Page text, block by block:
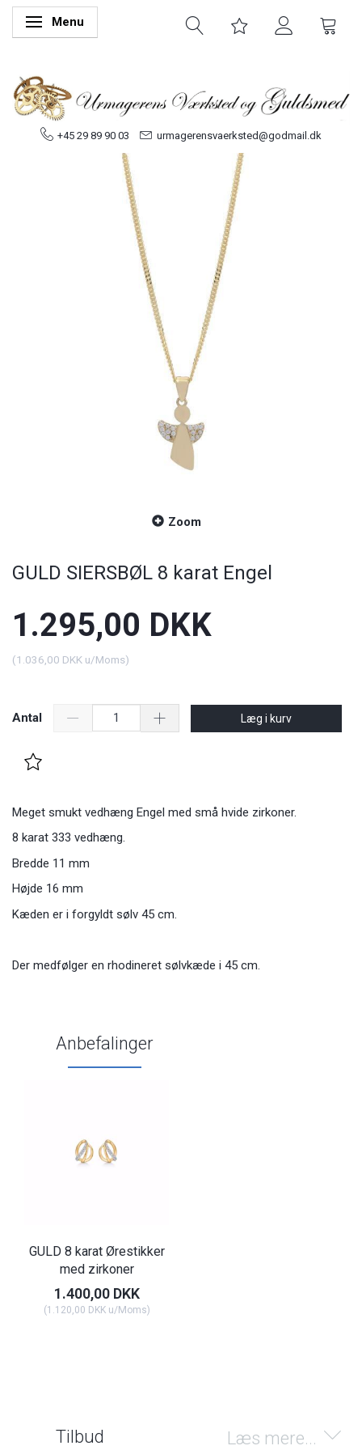
Skifte navigation
Menu
+45 29 89 90 03 urmagerensvaerksted@godmail.dk
Zoom
GULD SIERSBØL 8 karat Engel
1.295,00 DKK
(1.036,00 DKK u/Moms)
Antal Læg i kurv
Meget smukt vedhæng Engel med små hvide zirkoner.
8 karat 333 vedhæng.
Bredde 11 mm
Højde 16 mm
Kæden er i forgyldt sølv 45 cm.
Der medfølger en rhodineret sølvkæde i 45 cm.
Anbefalinger
GULD 8 karat Ørestikker
med zirkoner
1.400,00 DKK
(1.120,00 DKKu/Moms)
Læs mere...
Tilbud